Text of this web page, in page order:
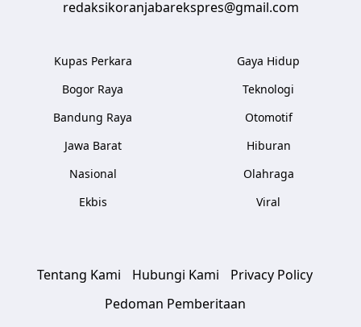
redaksikoranjabarekspres@gmail.com
Kupas Perkara
Bogor Raya
Bandung Raya
Jawa Barat
Nasional
Ekbis
Gaya Hidup
Teknologi
Otomotif
Hiburan
Olahraga
Viral
Tentang Kami Hubungi Kami
Privacy Policy
Pedoman Pemberitaan